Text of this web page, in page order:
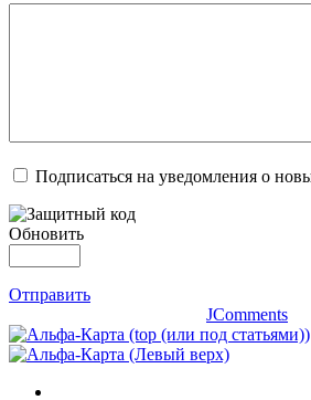
Подписаться на уведомления о
Обновить
Отправить
JComments